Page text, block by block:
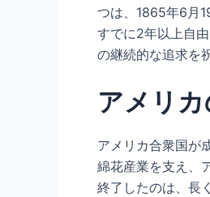
つは、1865年6月
すでに2年以上自
の継続的な追求を
アメリ
アメリカ合衆国が
綿花産業を支え、
終了したのは、長